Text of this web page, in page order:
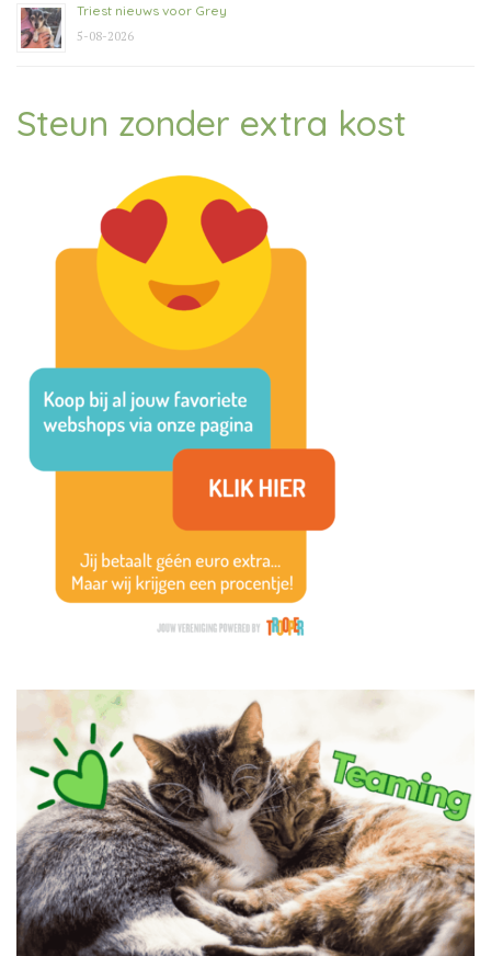
Triest nieuws voor Grey
5-08-2026
Steun zonder extra kost